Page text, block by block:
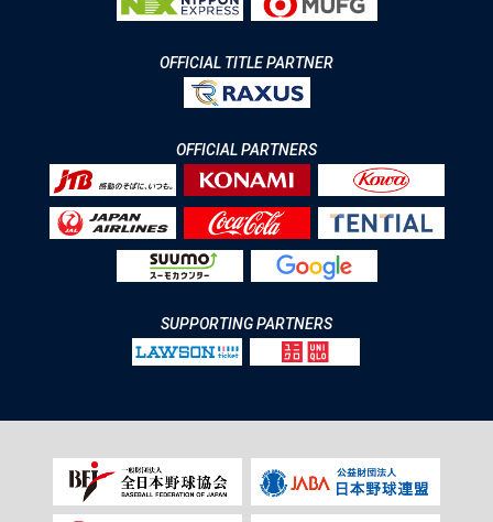
OFFICIAL TITLE PARTNER
OFFICIAL PARTNERS
SUPPORTING PARTNERS